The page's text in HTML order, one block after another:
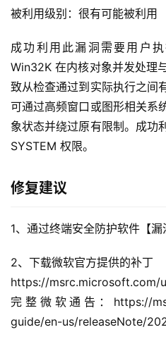
被利用级别：很有可能被利用
成功利用此漏洞需要用户
Win32K 在内核对象并发处理
致从检查通过到实际执行之间
可通过高频窗口或图形相关系
象状态并绕过原有限制。成功
SYSTEM 权限。
修复建议
1、通过终端安全防护软件【漏
2、下载微软官方提供的补丁
https://msrc.microsoft.com/
完整微软通告：https://
guide/en-us/releaseNote/